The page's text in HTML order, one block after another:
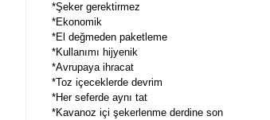
*Şeker gerektirmez
*Ekonomik
*El değmeden paketleme
*Kullanımı hijyenik
*Avrupaya ihracat
*Toz içeceklerde devrim
*Her seferde aynı tat
*Kavanoz içi şekerlenme derdine son